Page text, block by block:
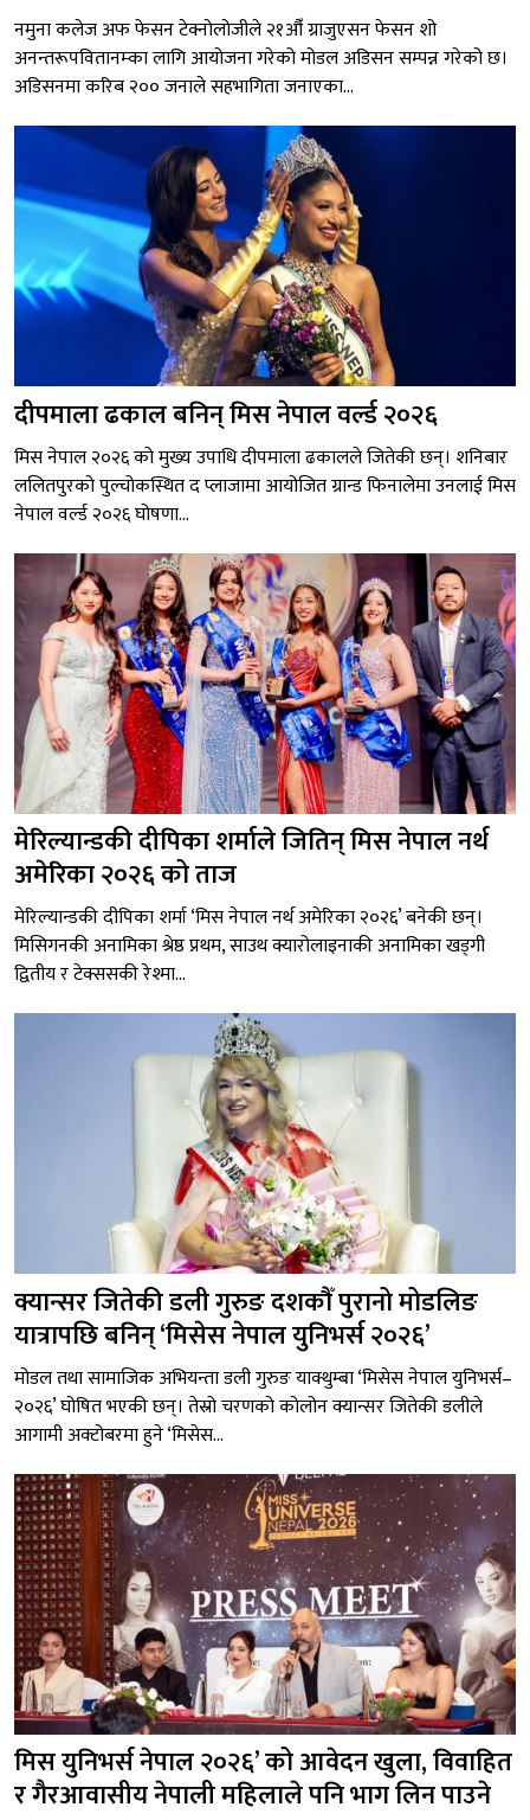
नमुना कलेज अफ फेसन टेक्नोलोजीले २१औँ ग्राजुएसन फेसन शो
अनन्तरूपवितानम्का लागि आयोजना गरेको मोडल अडिसन सम्पन्न गरेको छ।
अडिसनमा करिब २०० जनाले सहभागिता जनाएका...
दीपमाला ढकाल बनिन् मिस नेपाल वर्ल्ड २०२६
मिस नेपाल २०२६ को मुख्य उपाधि दीपमाला ढकालले जितेकी छन्। शनिबार
ललितपुरको पुल्चोकस्थित द प्लाजामा आयोजित ग्रान्ड फिनालेमा उनलाई मिस
नेपाल वर्ल्ड २०२६ घोषणा...
मेरिल्यान्डकी दीपिका शर्माले जितिन् मिस नेपाल नर्थ
अमेरिका २०२६ को ताज
मेरिल्यान्डकी दीपिका शर्मा ‘मिस नेपाल नर्थ अमेरिका २०२६’ बनेकी छन्।
मिसिगनकी अनामिका श्रेष्ठ प्रथम, साउथ क्यारोलाइनाकी अनामिका खड्गी
द्वितीय र टेक्ससकी रेश्मा...
क्यान्सर जितेकी डली गुरुङ दशकौँ पुरानो मोडलिङ
यात्रापछि बनिन् ‘मिसेस नेपाल युनिभर्स २०२६’
मोडल तथा सामाजिक अभियन्ता डली गुरुङ याक्थुम्बा ‘मिसेस नेपाल युनिभर्स–
२०२६’ घोषित भएकी छन्। तेस्रो चरणको कोलोन क्यान्सर जितेकी डलीले
आगामी अक्टोबरमा हुने ‘मिसेस...
मिस युनिभर्स नेपाल २०२६’ को आवेदन खुला, विवाहित
र गैरआवासीय नेपाली महिलाले पनि भाग लिन पाउने